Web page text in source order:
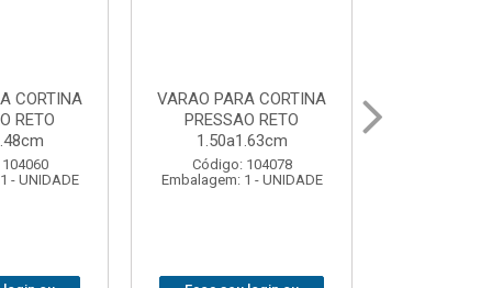
CORTINA
RETO
- UNIDADE
VARAL PARA TETO
MAXEB ACO 1.40m
Código: 104086
Embalagem: 1 - UNIDADE